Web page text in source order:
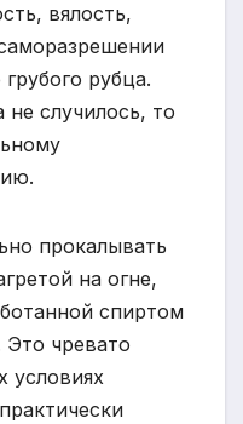
вялость,
рубца.
случилось, то
прокалывать
на огне,
спиртом
чревато
условиях